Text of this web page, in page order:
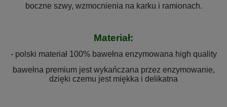
boczne szwy, wzmocnienia na karku i ramionach.
Materiał:
- polski materiał 100% bawełna enzymowana high quality
bawełna premium jest wykańczana przez enzymowanie,
dzięki czemu jest miękka i delikatna